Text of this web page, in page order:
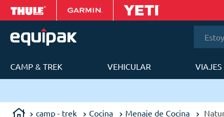
CAMP & TREK VEHICULAR VIAJES
camp - trek Cocina Menaje de Cocina